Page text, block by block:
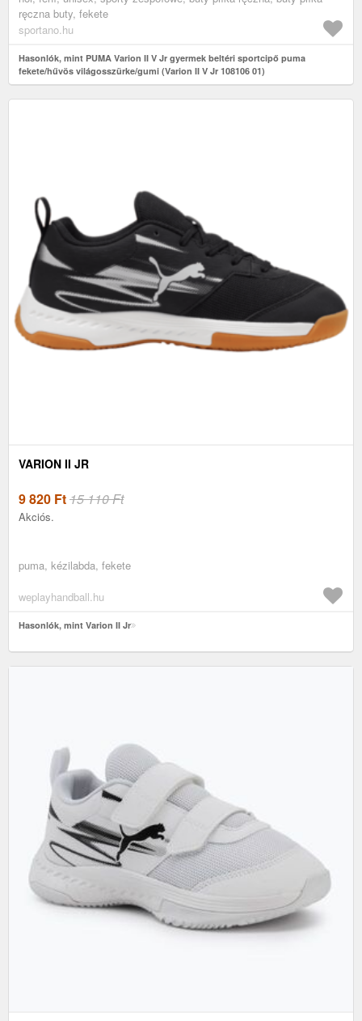
ręczna buty, fekete
sportano.hu
Hasonlók, mint PUMA Varion II V Jr gyermek beltéri sportcipő puma
fekete/hűvös világosszürke/gumi (Varion II V Jr 108106 01)
VARION II JR
9 820 Ft15 110 Ft
Akciós.
puma, kézilabda, fekete
weplayhandball.hu
Hasonlók, mint Varion II Jr